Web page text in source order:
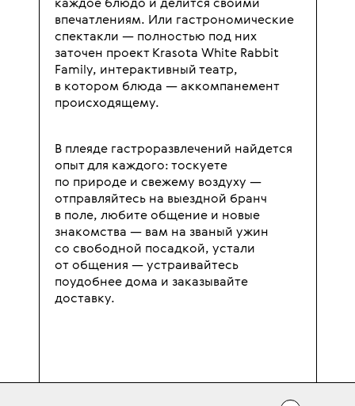
каждое блюдо и делится своими
впечатлениям. Или гастрономические
спектакли — полностью под них
заточен проект Krasota White Rabbit
Family, интерактивный театр,
в котором блюда — аккомпанемент
происходящему.
В плеяде гастроразвлечений найдется
опыт для каждого: тоскуете
по природе и свежему воздуху —
отправляйтесь на выездной бранч
в поле, любите общение и новые
знакомства — вам на званый ужин
со свободной посадкой, устали
от общения — устраивайтесь
поудобнее дома и заказывайте
доставку.